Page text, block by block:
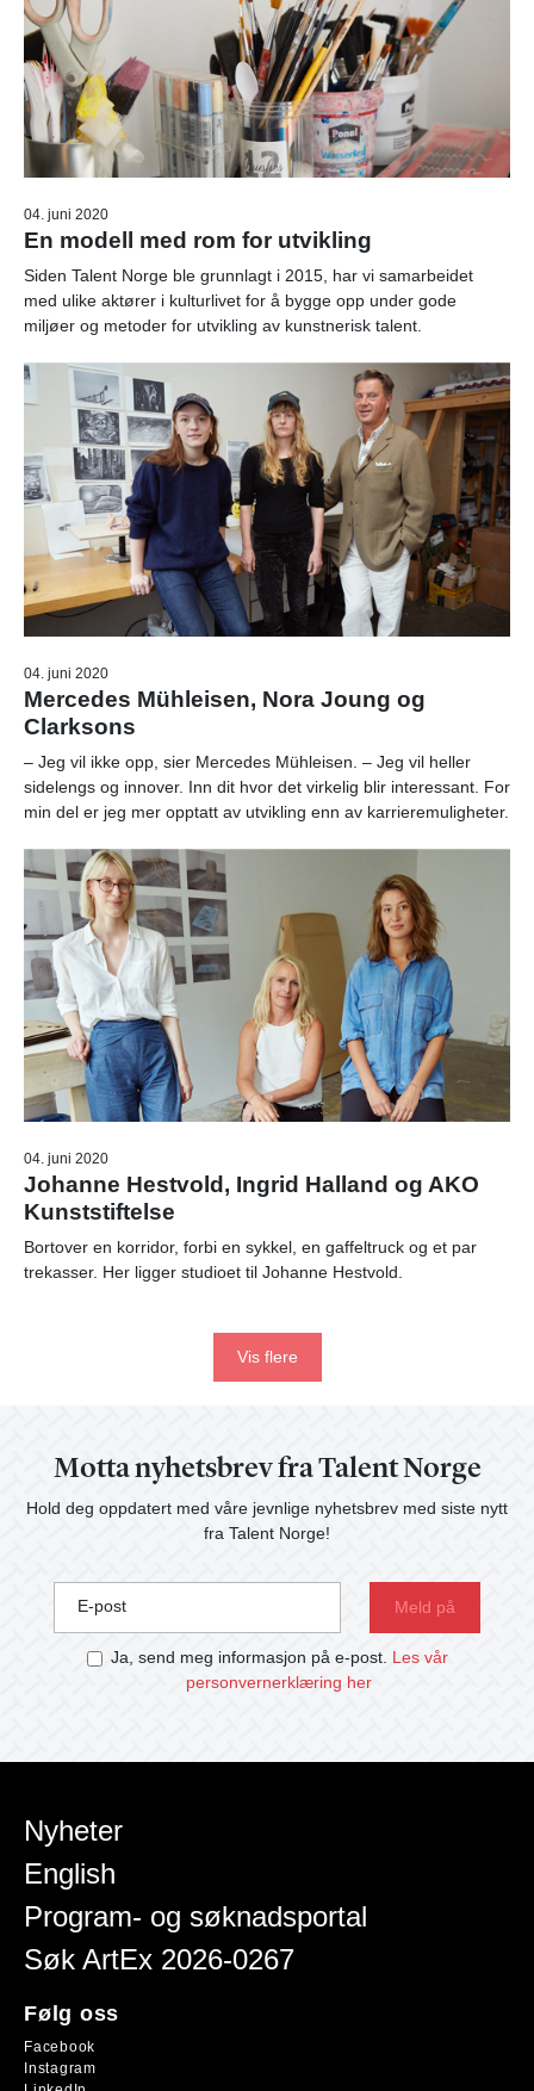
04. juni 2020
En modell med rom for utvikling
Siden Talent Norge ble grunnlagt i 2015, har vi samarbeidet
med ulike aktører i kulturlivet for å bygge opp under gode
miljøer og metoder for utvikling av kunstnerisk talent.
04. juni 2020
Mercedes Mühleisen, Nora Joung og
Clarksons
– Jeg vil ikke opp, sier Mercedes Mühleisen. – Jeg vil heller
sidelengs og innover. Inn dit hvor det virkelig blir interessant. For
min del er jeg mer opptatt av utvikling enn av karrieremuligheter.
04. juni 2020
Johanne Hestvold, Ingrid Halland og AKO
Kunststiftelse
Bortover en korridor, forbi en sykkel, en gaffeltruck og et par
trekasser. Her ligger studioet til Johanne Hestvold.
Vis flere
Motta nyhetsbrev fra Talent Norge
Hold deg oppdatert med våre jevnlige nyhetsbrev med siste nytt
fra Talent Norge!
E-post
Ja, send meg informasjon på e-post. Les vår
personvernerklæring her
Nyheter
English
Program- og søknadsportal
Søk ArtEx 2026-0267
Følg oss
Facebook
Instagram